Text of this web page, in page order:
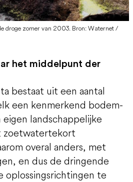
droge zomer van 2003. Bron: Waternet /
het middelpunt der
bestaat uit een aantal
een kenmerkend bodem-
landschappelijke
zoetwatertekort
overal anders, met
en dus de dringende
oplossingsrichtingen te